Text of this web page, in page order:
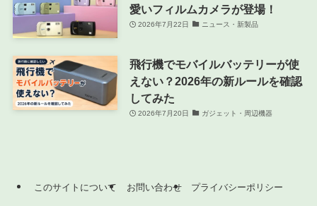
愛いフィルムカメラが登場！
2026年7月22日 ニュース・新製品
飛行機でモバイルバッテリーが使
えない？2026年の新ルールを確認
してみた
2026年7月20日 ガジェット・周辺機器
このサイトについて お問い合わせ プライバシーポリシー